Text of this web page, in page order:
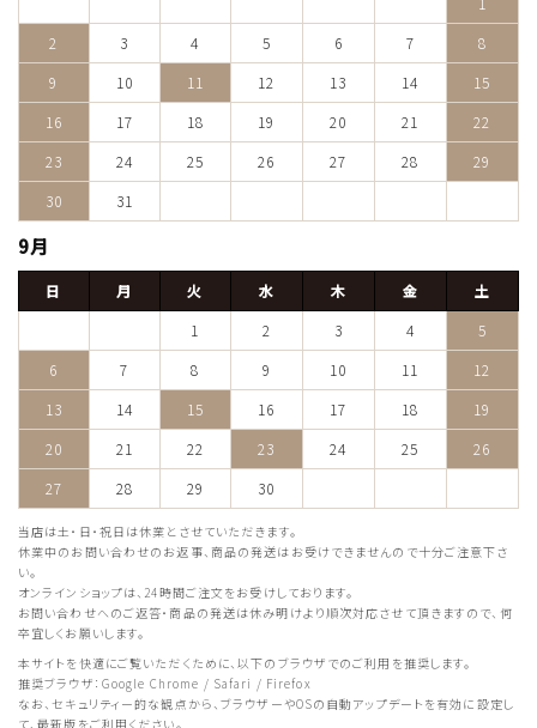
2
3 4 5 6 7
8
9
10 11 12 13 14
15
16
17 18 19 20 21
22
23
24 25 26 27 28
29
30
31
9月
日 月 火 水 木 金
土
1
2 3 4
5
6
7 8 9 10 11
12
13
14 15 16 17 18
19
20
21 22 23 24 25
26
27
28 29 30
当店は土・日・祝日は休業とさせていただきます。
休業中のお問い合わせのお返事、商品の発送はお受けできませんので十分ご注意下さ
い。
オンラインショップは、24時間ご注文をお受けしております。
お問い合わせへのご返答・商品の発送は休み明けより順次対応させて頂きますので、何
卒宜しくお願いします。
本サイトを快適にご覧いただくために、以下のブラウザでのご利用を推奨します。
推奨ブラウザ：Google Chrome / Safari / Firefox
なお、セキュリティー的な観点から、ブラウザーやOSの自動アップデートを有効に設定し
て、最新版をご利用ください。